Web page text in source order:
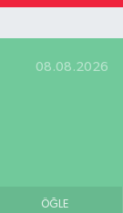
08.08.2026
ÖĞLE